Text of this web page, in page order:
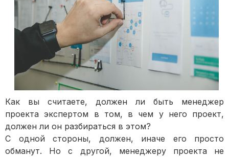
Как вы считаете, должен ли быть менеджер
проекта экспертом в том, в чем у него проект,
должен ли он разбираться в этом?
С одной стороны, должен, иначе его просто
обманут. Но с другой, менеджеру проекта не